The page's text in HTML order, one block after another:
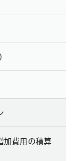
加費用の積算